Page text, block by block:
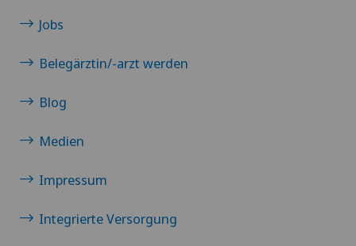
Ellbogenchirurgie
Endokrinologie
Endometriose
Entzündungen der Schilddrüse (Hashimoto)
Erektile Dysfunktion
Jobs
Belegärztin/-arzt werden
Blog
Medien
Impressum
Integrierte Versorgung